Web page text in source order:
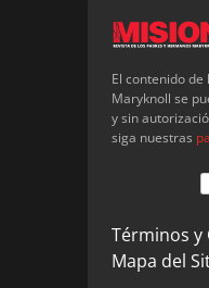
El contenido
Maryknoll se
y sin
siga nuestras
Términos y
Mapa del